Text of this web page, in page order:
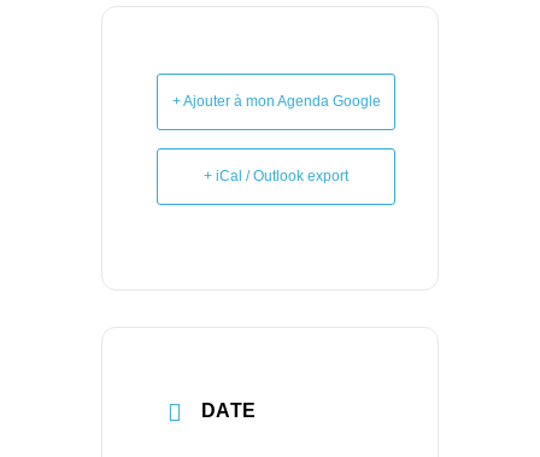
+ Ajouter à mon Agenda Google
+ iCal / Outlook export
DATE